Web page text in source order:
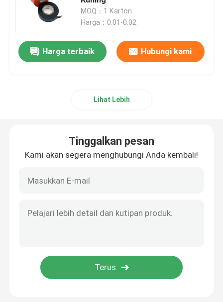
Pita Harness Kawat Kain
Pita Pembungkus Harness Kawat
Pita Pengkabelan Fleece
Pita PVC isolasi
Pita PVC Mudah Sobek
Selotip Tidak Ada Residu
MOQ：1 Karton
Harga：0.01-0.02
Harga terbaik Hubungi kami
Lihat Lebih
Tinggalkan pesan
Kami akan segera menghubungi Anda kembali!